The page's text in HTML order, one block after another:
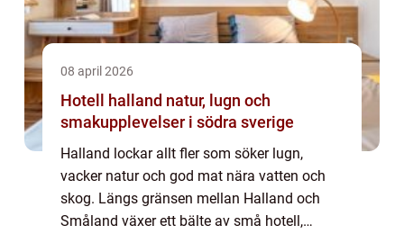
08 april 2026
Hotell halland natur, lugn och
smakupplevelser i södra sverige
Halland lockar allt fler som söker lugn,
vacker natur och god mat nära vatten och
skog. Längs gränsen mellan Halland och
Småland växer ett bälte av små hotell,